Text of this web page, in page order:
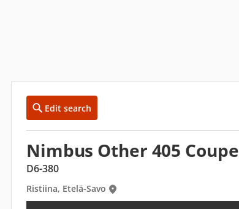
Edit search
Nimbus Other 405 Coupe
D6-380
Ristiina, Etelä-Savo